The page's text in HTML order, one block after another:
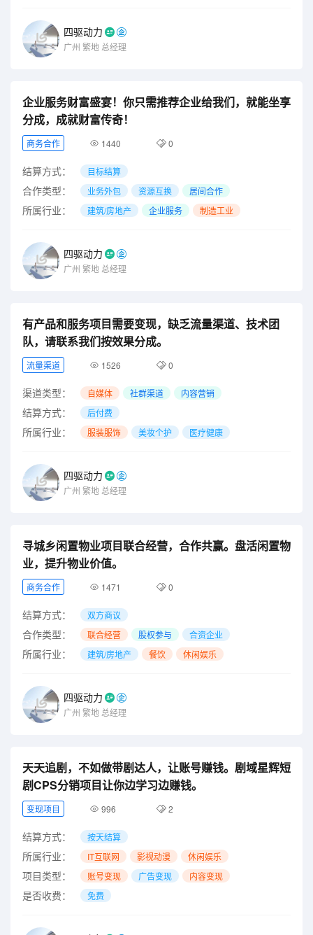
四驱动力
广州 繁地 总经理
企业服务财富盛宴！你只需推荐企业给我们，就能坐享
分成，成就财富传奇！
商务合作 1440 0
结算方式： 目标结算
合作类型： 业务外包 资源互换 居间合作
所属行业： 建筑/房地产 企业服务 制造工业
四驱动力
广州 繁地 总经理
有产品和服务项目需要变现，缺乏流量渠道、技术团
队，请联系我们按效果分成。
流量渠道 1526 0
渠道类型： 自媒体 社群渠道 内容营销
结算方式： 后付费
所属行业： 服装服饰 美妆个护 医疗健康
四驱动力
广州 繁地 总经理
寻城乡闲置物业项目联合经营，合作共赢。盘活闲置物
业，提升物业价值。
商务合作 1471 0
结算方式： 双方商议
合作类型： 联合经营 股权参与 合资企业
所属行业： 建筑/房地产 餐饮 休闲娱乐
四驱动力
广州 繁地 总经理
天天追剧，不如做带剧达人，让账号赚钱。剧域星辉短
剧CPS分销项目让你边学习边赚钱。
变现项目 996 2
结算方式： 按天结算
所属行业： IT互联网 影视动漫 休闲娱乐
项目类型： 账号变现 广告变现 内容变现
是否收费： 免费